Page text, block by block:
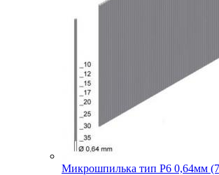
Микрошпилька тип P6 0,64мм